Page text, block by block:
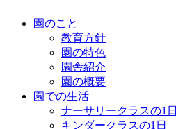
園のこと
教育方針
園の特色
園舎紹介
園の概要
園での生活
ナーサリークラスの1日
キンダークラスの1日